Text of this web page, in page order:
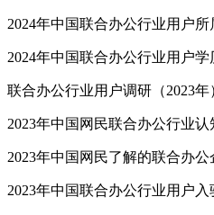
2024年中国联合办公行业用户
2024年中国联合办公行业用户学
联合办公行业用户调研（2023年
2023年中国网民联合办公行业认
2023年中国网民了解的联合办公
2023年中国联合办公行业用户